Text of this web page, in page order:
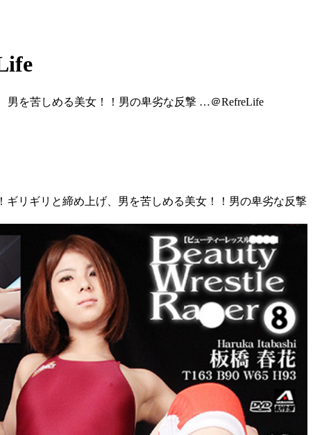
男を苦しめる美女！！男の卑劣な反撃 …＠RefreLife
リギリと締め上げ、男を苦しめる美女！！男の卑劣な反撃